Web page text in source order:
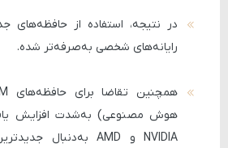
در نتیجه، استفاده از حافظه‌های
رایانه‌های شخصی به‌صرفه‌تر شده.
همچنین تقاضا برای حافظه‌های
هوش مصنوعی) به‌شدت افزایش
NVIDIA و AMD به‌دنبال